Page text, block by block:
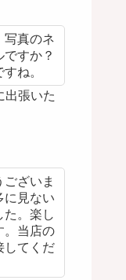
写真のネ
すか？
ね。
出張いた
ざいま
に見ない
。楽し
。当店の
してくだ